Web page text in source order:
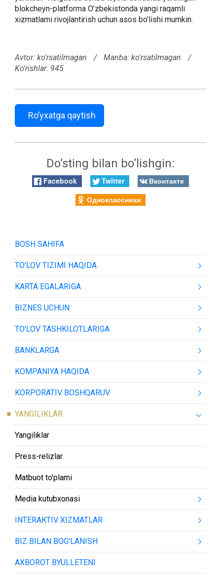
blokcheyn-platforma O’zbekistonda yangi raqamli
xizmatlarni rivojlantirish uchun asos bo’lishi mumkin.
Avtor: ko'rsatilmagan / Manba: ko'rsatilmagan
/
Ko'rishlar: 945
Ro’yxatga qaytish
Do’sting bilan bo’lishgin:
Facebook Twitter
Вконтакте
Одноклассники
BOSH SAHIFA
TO'LOV TIZIMI HAQIDA
KARTA EGALARIGA
BIZNES UCHUN
TO'LOV TASHKILOTLARIGA
BANKLARGA
KOMPANIYA HAQIDA
KORPORATIV BOSHQARUV
YANGILIKLAR
Yangiliklar
Press-relizlar
Matbuot to'plami
Media kutubxonasi
INTERAKTIV XIZMATLAR
BIZ BILAN BOG'LANISH
AXBOROT BYULLETENI